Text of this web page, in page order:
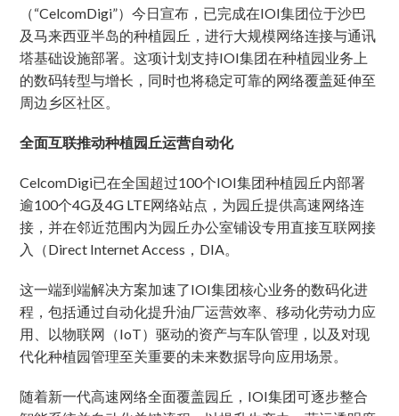
（“CelcomDigi”）今日宣布，已完成在IOI集团位于沙巴
及马来西亚半岛的种植园丘，进行大规模网络连接与通讯
塔基础设施部署。这项计划支持IOI集团在种植园业务上
的数码转型与增长，同时也将稳定可靠的网络覆盖延伸至
周边乡区社区。
全面互联推动种植园丘运营自动化
CelcomDigi已在全国超过100个IOI集团种植园丘内部署
逾100个4G及4G LTE网络站点，为园丘提供高速网络连
接，并在邻近范围内为园丘办公室铺设专用直接互联网接
入（Direct Internet Access，DIA。
这一端到端解决方案加速了IOI集团核心业务的数码化进
程，包括通过自动化提升油厂运营效率、移动化劳动力应
用、以物联网（IoT）驱动的资产与车队管理，以及对现
代化种植园管理至关重要的未来数据导向应用场景。
随着新一代高速网络全面覆盖园丘，IOI集团可逐步整合